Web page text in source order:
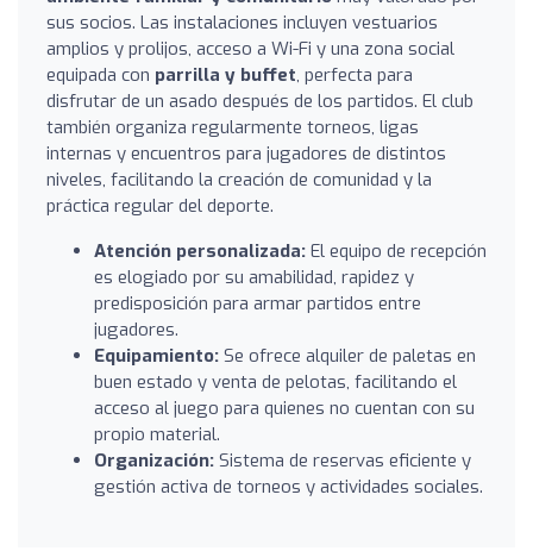
sus socios. Las instalaciones incluyen vestuarios
amplios y prolijos, acceso a Wi-Fi y una zona social
equipada con parrilla y buffet, perfecta para
disfrutar de un asado después de los partidos. El club
también organiza regularmente torneos, ligas
internas y encuentros para jugadores de distintos
niveles, facilitando la creación de comunidad y la
práctica regular del deporte.
Atención personalizada: El equipo de recepción
es elogiado por su amabilidad, rapidez y
predisposición para armar partidos entre
jugadores.
Equipamiento: Se ofrece alquiler de paletas en
buen estado y venta de pelotas, facilitando el
acceso al juego para quienes no cuentan con su
propio material.
Organización: Sistema de reservas eficiente y
gestión activa de torneos y actividades sociales.